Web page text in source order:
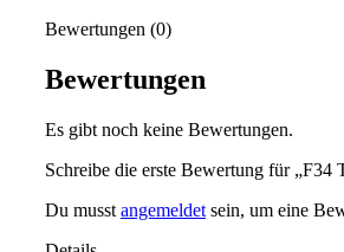
Bewertungen (0)
Bewertungen
Es gibt noch keine Bewertungen.
Schreibe die erste Bewertung für
Du musst angemeldet sein, um eine